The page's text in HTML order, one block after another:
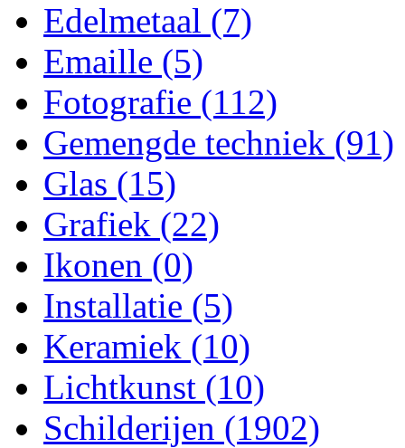
Edelmetaal (7)
Emaille (5)
Fotografie (112)
Gemengde techniek (91)
Glas (15)
Grafiek (22)
Ikonen (0)
Installatie (5)
Keramiek (10)
Lichtkunst (10)
Schilderijen (1902)